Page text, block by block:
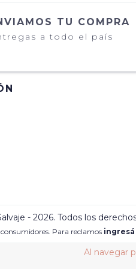
Al navegar
TU COMPRA
a todo el país
- 2026. Todos los
consumidores. Para reclamos ingresá